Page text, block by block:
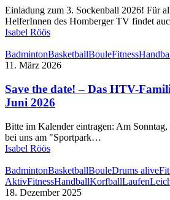
Einladung zum 3. Sockenball 2026! Für
HelferInnen des Homberger TV findet
Isabel Röös
BadmintonBasketballBouleFitness
11. März 2026
Save the date! – Das HTV-
Juni 2026
Bitte im Kalender eintragen: Am
bei uns am "Sportpark…
Isabel Röös
BadmintonBasketballBouleDrums alive
AktivFitnessHandballKorfballLaufen
18. Dezember 2025